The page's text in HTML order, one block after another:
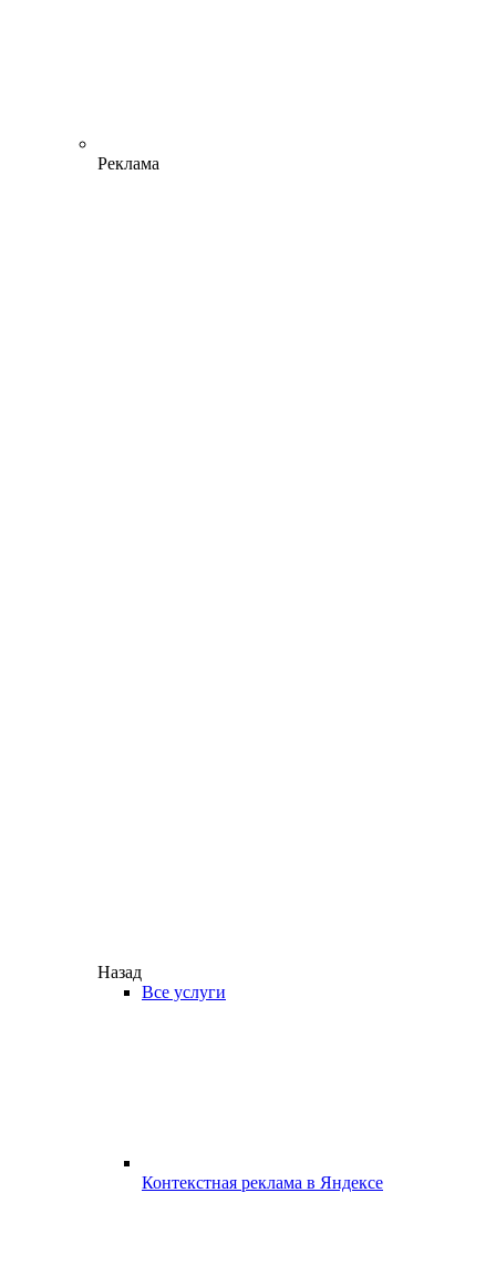
Реклама
Назад
Все услуги
Контекстная реклама в Яндексе